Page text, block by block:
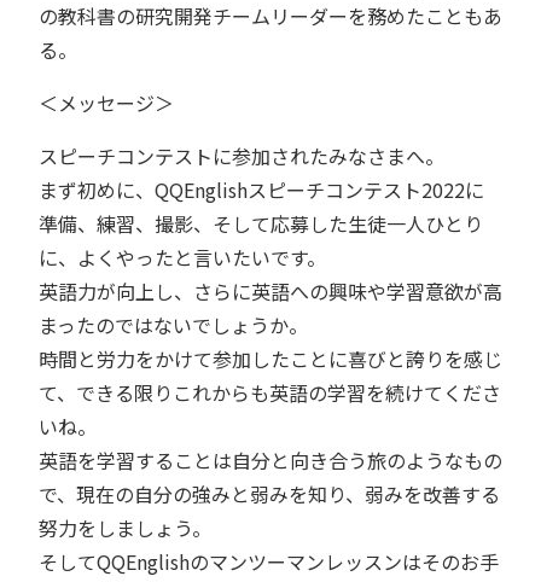
の教科書の研究開発チームリーダーを務めたこともあ
る。
＜メッセージ＞
スピーチコンテストに参加されたみなさまへ。
まず初めに、QQEnglishスピーチコンテスト2022に
準備、練習、撮影、そして応募した生徒一人ひとり
に、よくやったと言いたいです。
英語力が向上し、さらに英語への興味や学習意欲が高
まったのではないでしょうか。
時間と労力をかけて参加したことに喜びと誇りを感じ
て、できる限りこれからも英語の学習を続けてくださ
いね。
英語を学習することは自分と向き合う旅のようなもの
で、現在の自分の強みと弱みを知り、弱みを改善する
努力をしましょう。
そしてQQEnglishのマンツーマンレッスンはそのお手